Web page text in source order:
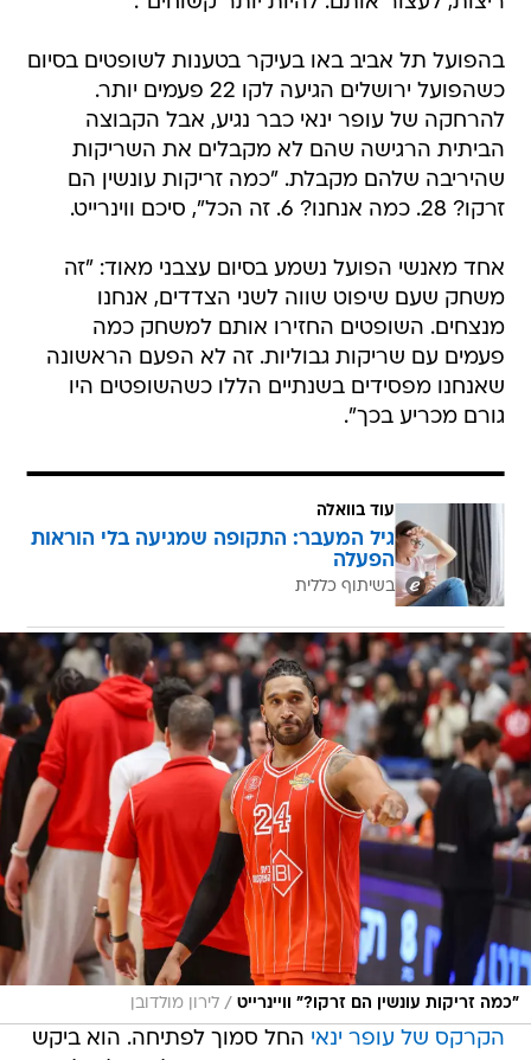
בהפועל תל אביב באו בעיקר בטענות לשופטים בסיום
כשהפועל ירושלים הגיעה לקו 22 פעמים יותר.
להרחקה של עופר ינאי כבר נגיע, אבל הקבוצה
הביתית הרגישה שהם לא מקבלים את השריקות
שהיריבה שלהם מקבלת. "כמה זריקות עונשין הם
זרקו? 28. כמה אנחנו? 6. זה הכל", סיכם ווינרייט.
אחד מאנשי הפועל נשמע בסיום עצבני מאוד: "זה
משחק שעם שיפוט שווה לשני הצדדים, אנחנו
מנצחים. השופטים החזירו אותם למשחק כמה
פעמים עם שריקות גבוליות. זה לא הפעם הראשונה
שאנחנו מפסידים בשנתיים הללו כשהשופטים היו
גורם מכריע בכך".
עוד בוואלה
גיל המעבר: התקופה שמגיעה בלי הוראות
הפעלה
בשיתוף כללית
"כמה זריקות עונשין הם זרקו?" וויינרייט / לירון מולדובן
הקרקס של עופר ינאי החל סמוך לפתיחה. הוא ביקש